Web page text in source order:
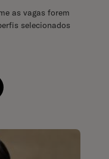
as vagas forem
selecionados